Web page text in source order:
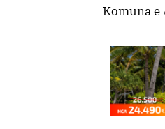
Komuna